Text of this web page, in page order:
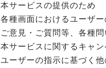
本サービスの提供のため
各種画面におけるユーザ
ご意見・ご質問等、各種
本サービスに関するキャ
ユーザーの指示に基づく